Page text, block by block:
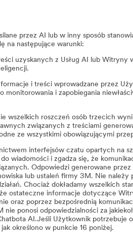
przez AI lub w inny sposób
na następujące warunki:
uzyskanych z Usług AI lub Witryny
i treści wprowadzane przez
i zapobiegania
wszelkich roszczeń osób trzecich
związanych z treściami
ze wszystkimi obowiązującymi
interfejsów czatu opartych na
wiadomości i zgadza się, że
Odpowiedzi generowane
lub ustaleń firmy 3M. Nie
Chociaż dokładamy wszelkich
informacje dotyczące
oraz poprzez bezpośrednią
ponosi odpowiedzialności za
AI.Jeśli Użytkownik potrzebuje
określono w punkcie 16 poniżej.